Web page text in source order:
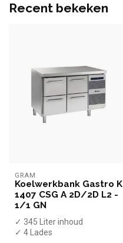
Recent bekeken
GRAM
Koelwerkbank Gastro K
1407 CSG A 2D/2D L2 -
1/1 GN
✓ 345 Liter inhoud
✓ 4 Lades